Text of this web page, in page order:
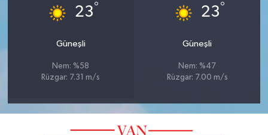
23°
Güneşli
Nem: %58
Rüzgar: 7.31 m/s
23°
Güneşli
Nem: %47
Rüzgar: 7.00 m/s